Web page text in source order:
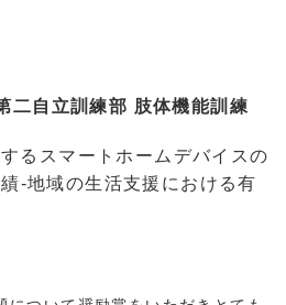
二自立訓練部 肢体機能訓練
るスマートホームデバイスの
-地域の生活支援における有